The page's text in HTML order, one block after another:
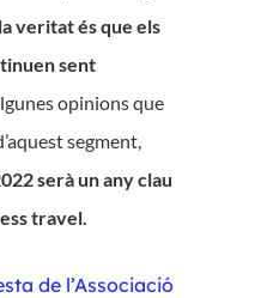
la veritat és que els
sent
opinions que
segment,
serà un any clau
travel.
de l’Associació